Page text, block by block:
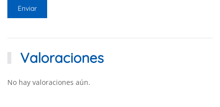
Valoraciones
No hay valoraciones aún.